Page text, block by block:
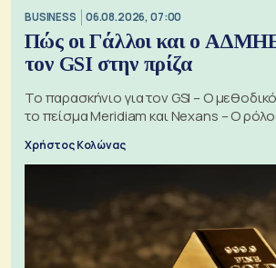
BUSINESS 06.08.2026, 07:00
Πώς οι Γάλλοι και ο
τον GSI στην πρίζα
Το παρασκήνιο για τον GSI – Ο
το πείσμα Meridiam και Nexans – Ο
Χρήστος Κολώνας